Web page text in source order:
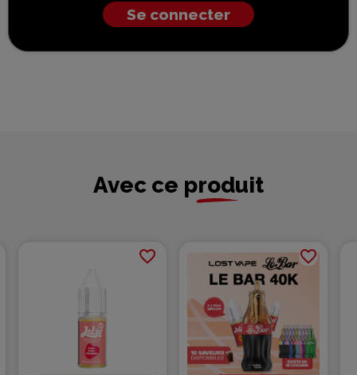
Se connecter
Avec ce produit
favorite_border favorite_border